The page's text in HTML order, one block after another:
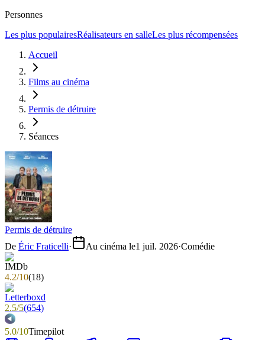
Personnes
Les plus populairesRéalisateurs en salleLes plus récompensées
Accueil
Films au cinéma
Permis de détruire
Séances
Permis de détruire
De Éric Fraticelli· Au cinéma le1 juil. 2026·Comédie
4.2/10(18)
2.5/5(654)
5.0/10Timepilot